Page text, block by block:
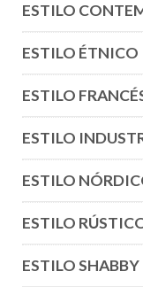
ESTILO
ESTILO ÉTNICO
ESTILO
ESTILO
ESTILO
ESTILO
ESTILO